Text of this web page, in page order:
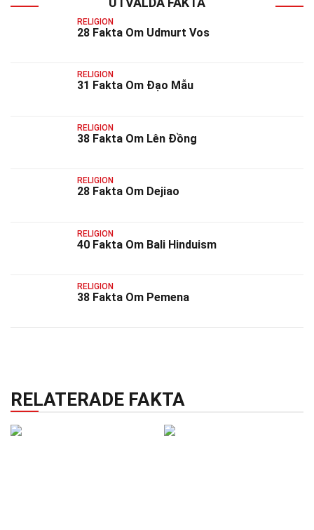
RELIGION
28 Fakta Om Udmurt Vos
RELIGION
31 Fakta Om Đạo Mẫu
RELIGION
38 Fakta Om Lên Đồng
RELIGION
28 Fakta Om Dejiao
RELIGION
40 Fakta Om Bali Hinduism
RELIGION
38 Fakta Om Pemena
RELATERADE FAKTA